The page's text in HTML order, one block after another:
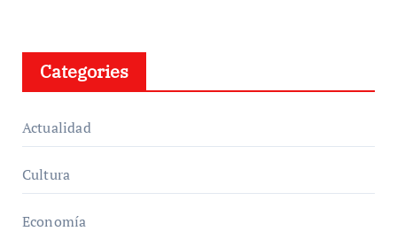
Categories
Actualidad
Cultura
Economía